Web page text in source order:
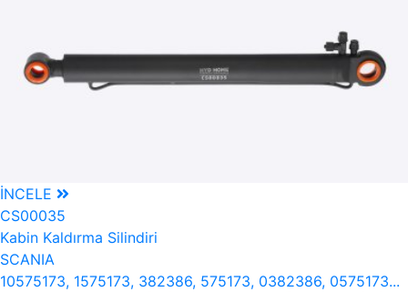
İNCELE
CS00035
Kabin Kaldırma Silindiri
SCANIA
10575173, 1575173, 382386, 575173, 0382386, 0575173...